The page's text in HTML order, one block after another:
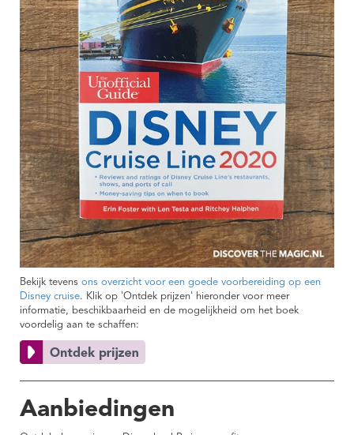
Bekijk tevens ons overzicht voor een goede voorbereiding op een
Disney cruise. Klik op 'Ontdek prijzen' hieronder voor meer
informatie, beschikbaarheid en de mogelijkheid om het boek
voordelig aan te schaffen:
Aanbiedingen